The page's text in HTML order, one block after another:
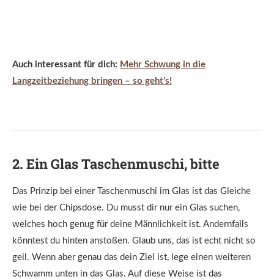
Auch interessant für dich: Mehr Schwung in die
Langzeitbeziehung bringen – so geht’s!
2. Ein Glas Taschenmuschi, bitte
Das Prinzip bei einer Taschenmuschi im Glas ist das Gleiche
wie bei der Chipsdose. Du musst dir nur ein Glas suchen,
welches hoch genug für deine Männlichkeit ist. Andernfalls
könntest du hinten anstoßen. Glaub uns, das ist echt nicht so
geil. Wenn aber genau das dein Ziel ist, lege einen weiteren
Schwamm unten in das Glas. Auf diese Weise ist das